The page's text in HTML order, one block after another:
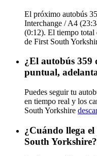
El próximo autobús
Interchange / A4
(0:12). El tiempo total
de First South
¿El autobús 359
puntual,
Puedes seguir tu
en tiempo real y los
South Yorkshire
¿Cuándo llega
South Yorkshire?